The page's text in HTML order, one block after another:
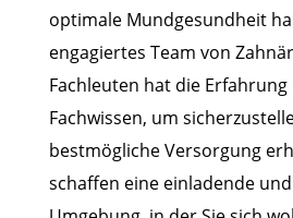
optimale Mundgesundheit
engagiertes Team von
Fachleuten hat die Erfahrung
Fachwissen, um
bestmögliche Versorgung
schaffen eine einladende